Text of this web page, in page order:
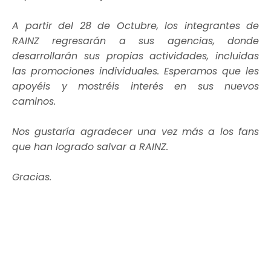
A partir del 28 de Octubre, los integrantes de
RAINZ regresarán a sus agencias, donde
desarrollarán sus propias actividades, incluidas
las promociones individuales. Esperamos que les
apoyéis y mostréis interés en sus nuevos
caminos.
Nos gustaría agradecer una vez más a los fans
que han logrado salvar a RAINZ.
Gracias.